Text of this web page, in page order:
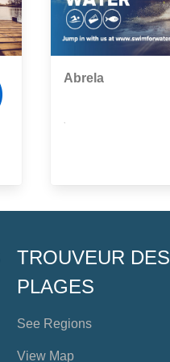
Abrela
TROUVEUR DES
PLAGES
See Regions
View Map